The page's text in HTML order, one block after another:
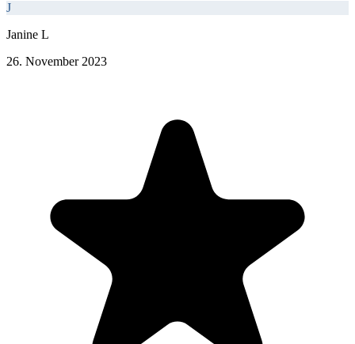
J
Janine L
26. November 2023